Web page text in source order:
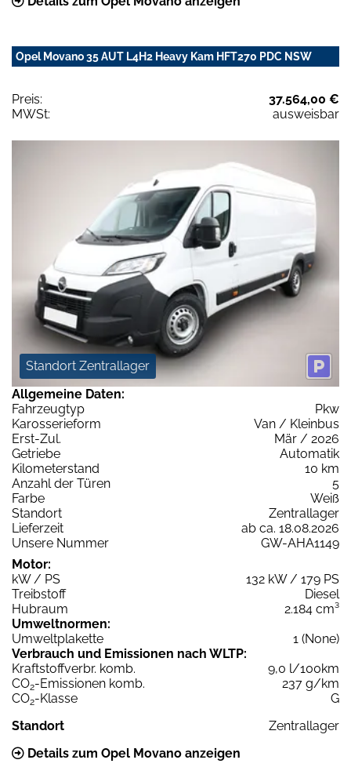
Opel Movano 35 AUT L4H2 Heavy Kam HFT270 PDC NSW
Preis:
37.564,00 €
MWSt:
ausweisbar
Standort Zentrallager
Allgemeine Daten:
Fahrzeugtyp
Pkw
Karosserieform
Van / Kleinbus
Erst-Zul.
Mär / 2026
Getriebe
Automatik
Kilometerstand
10 km
Anzahl der Türen
5
Farbe
Weiß
Standort
Zentrallager
Lieferzeit
ab ca. 18.08.2026
Unsere Nummer
GW-AHA1149
Motor:
kW / PS
132 kW / 179 PS
Treibstoff
Diesel
Hubraum
2.184 cm³
Umweltnormen:
Umweltplakette
1 (None)
Verbrauch und Emissionen nach WLTP:
Kraftstoffverbr. komb.
9,0 l/100km
CO2-Emissionen komb.
237 g/km
CO2-Klasse
G
Standort
Zentrallager
Details zum Opel Movano anzeigen